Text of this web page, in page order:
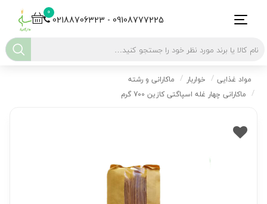
0
02188706323 - 09108777225
مواد غذایی خواربار
ماکارانی و رشته
ماکارانی چهار غله اسپاگتی کازین 700 گرم